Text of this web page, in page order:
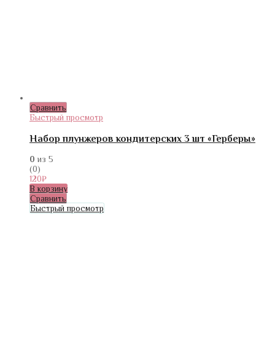
Сравнить
Быстрый просмотр
Набор плунжеров кондитерских 3 шт «Герберы»
0 из 5
(0)
120₽
В корзину
Сравнить
Быстрый просмотр